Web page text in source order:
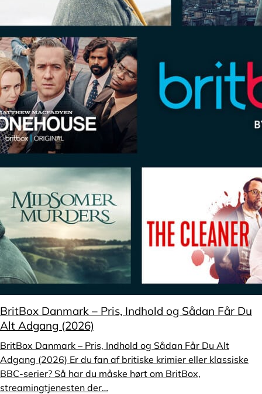
BritBox Danmark – Pris, Indhold og Sådan Får Du
Alt Adgang (2026)
BritBox Danmark – Pris, Indhold og Sådan Får Du Alt
Adgang (2026) Er du fan af britiske krimier eller klassiske
BBC-serier? Så har du måske hørt om BritBox,
streamingtjenesten der…